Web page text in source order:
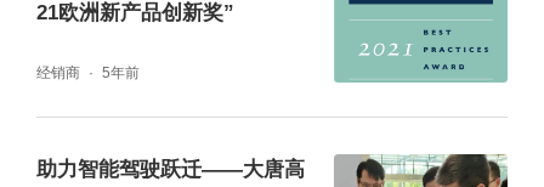
21欧洲新产品创新奖”
经销商 5年前
助力智能驾驶跃迁——大唐高